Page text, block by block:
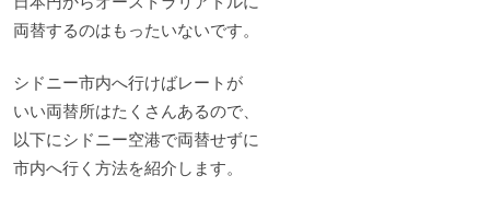
両替するのはもったいないです。
シドニー市内へ行けばレートが
いい両替所はたくさんあるので、
以下にシドニー空港で両替せずに
市内へ行く方法を紹介します。